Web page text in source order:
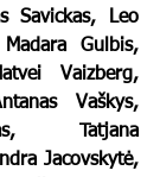
Savickas, Leo
Gulbis,
Vaizberg,
Vaškys,
Tatjana
Jacovskytė,